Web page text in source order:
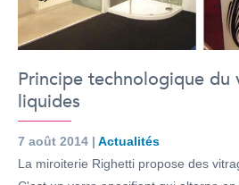
Principe technologique du
liquides
7 août 2014 | Actualités
La miroiterie Righetti propose des